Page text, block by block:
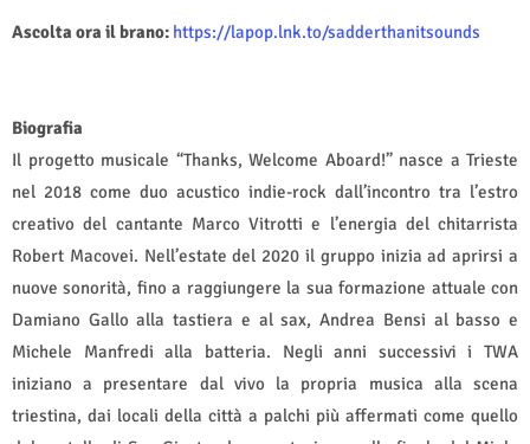
Ascolta ora il brano: https://lapop.lnk.to/sadderthanitsounds
Biografia
Il progetto musicale “Thanks, Welcome Aboard!” nasce a Trieste
nel 2018 come duo acustico indie-rock dall’incontro tra l’estro
creativo del cantante Marco Vitrotti e l’energia del chitarrista
Robert Macovei. Nell’estate del 2020 il gruppo inizia ad aprirsi a
nuove sonorità, fino a raggiungere la sua formazione attuale con
Damiano Gallo alla tastiera e al sax, Andrea Bensi al basso e
Michele Manfredi alla batteria. Negli anni successivi i TWA
iniziano a presentare dal vivo la propria musica alla scena
triestina, dai locali della città a palchi più affermati come quello